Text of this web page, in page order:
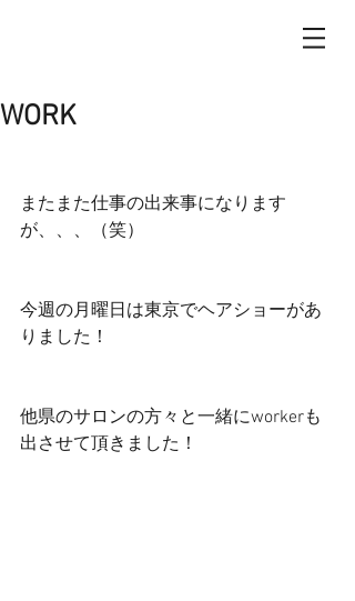
WORK
またまた仕事の出来事になります
が、、、（笑）
今週の月曜日は東京でヘアショーがあ
りました！
他県のサロンの方々と一緒にworkerも
出させて頂きました！